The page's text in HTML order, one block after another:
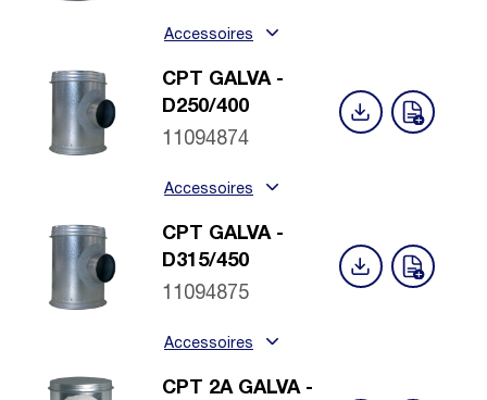
Accessoires
CPT GALVA -
D250/400
11094874
Accessoires
CPT GALVA -
D315/450
11094875
Accessoires
CPT 2A GALVA -